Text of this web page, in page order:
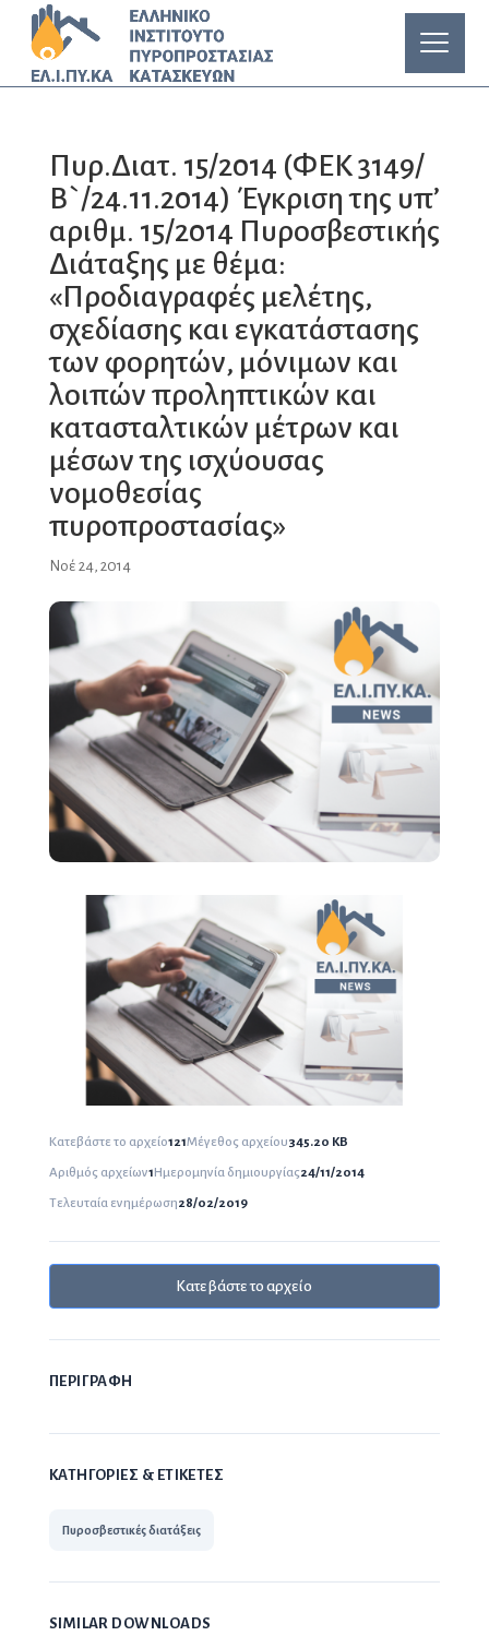
Πυρ.Διατ. 15/2014 (ΦΕΚ 3149/
Β`/24.11.2014) Έγκριση της υπ’
αριθμ. 15/2014 Πυροσβεστικής
Διάταξης με θέμα:
«Προδιαγραφές μελέτης,
σχεδίασης και εγκατάστασης
των φορητών, μόνιμων και
λοιπών προληπτικών και
κατασταλτικών μέτρων και
μέσων της ισχύουσας
νομοθεσίας
πυροπροστασίας»
Νοέ 24, 2014
Κατεβάστε το αρχείο121Μέγεθος αρχείου345.20 KB
Αριθμός αρχείων1 Ημερομηνία δημιουργίας24/11/2014
Τελευταία ενημέρωση28/02/2019
Κατεβάστε το αρχείο
ΠΕΡΙΓΡΑΦΗ
ΚΑΤΗΓΟΡΙΕΣ & ΕΤΙΚΕΤΕΣ
Πυροσβεστικές διατάξεις
SIMILAR DOWNLOADS